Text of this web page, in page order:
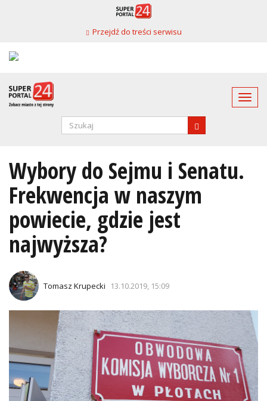
Przejdź do treści serwisu
Formularz
Wybory do Sejmu i Senatu.
Frekwencja w naszym
powiecie, gdzie jest
najwyższa?
Tomasz Krupecki 13.10.2019, 15:09